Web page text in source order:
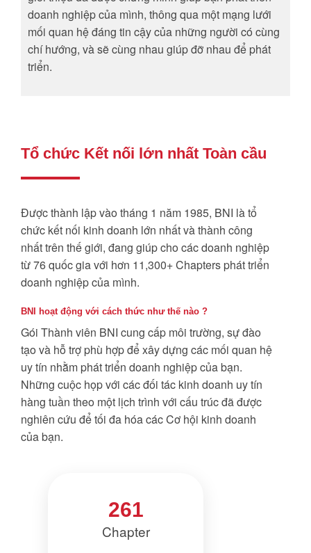
doanh nghiệp của mình, thông qua một mạng lưới
mối quan hệ đáng tin cậy của những người có cùng
chí hướng, và sẽ cùng nhau giúp đỡ nhau để phát
triển.
Tổ chức Kết nối lớn nhất Toàn cầu
Được thành lập vào tháng 1 năm 1985, BNI là tổ
chức kết nối kinh doanh lớn nhất và thành công
nhất trên thế giới, đang giúp cho các doanh nghiệp
từ 76 quốc gia với hơn 11,300+ Chapters phát triển
doanh nghiệp của mình.
BNI hoạt động với cách thức như thế nào ?
Gói Thành viên BNI cung cấp môi trường, sự đào
tạo và hỗ trợ phù hợp để xây dựng các mối quan hệ
uy tín nhằm phát triển doanh nghiệp của bạn.
Những cuộc họp với các đối tác kinh doanh uy tín
hàng tuần theo một lịch trình với cấu trúc đã được
nghiên cứu để tối đa hóa các Cơ hội kinh doanh
của bạn.
261
Chapter